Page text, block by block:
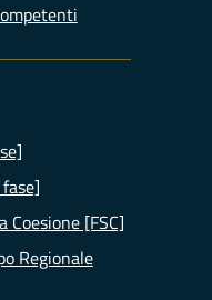
Coesione [FSC]
Regionale